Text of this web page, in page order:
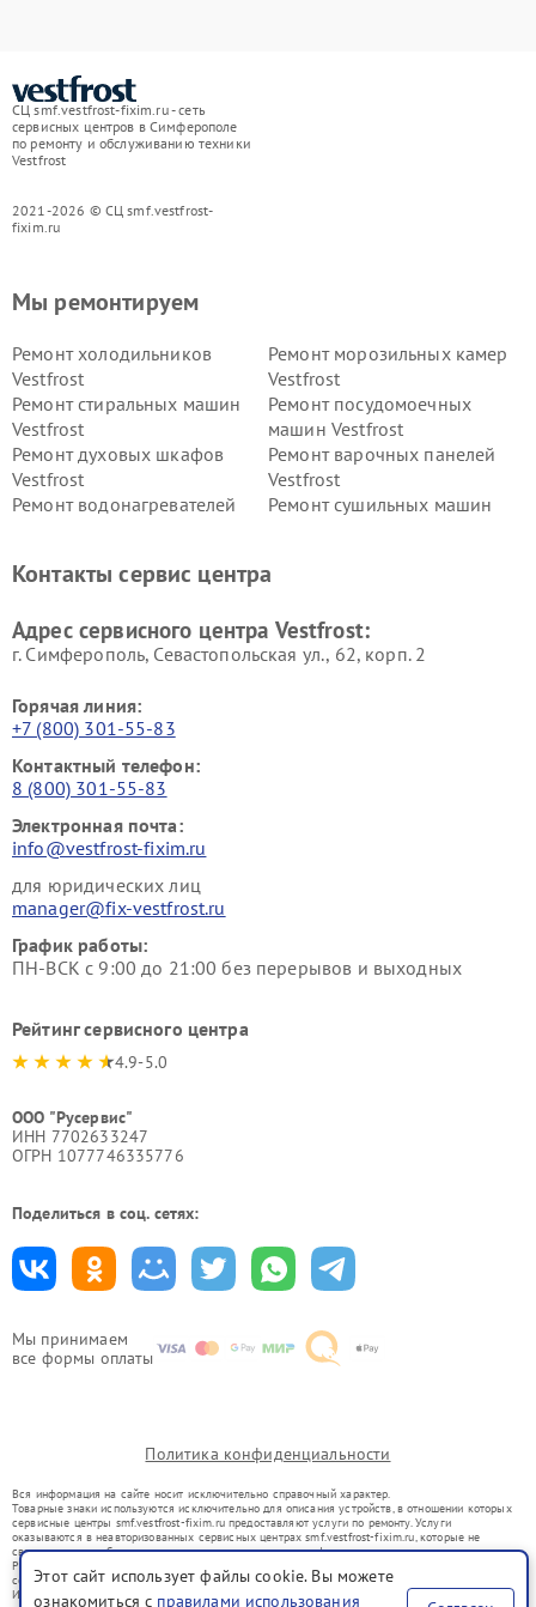
СЦ smf.vestfrost-fixim.ru - сеть
сервисных центров в Симферополе
по ремонту и обслуживанию техники
Vestfrost
2021-2026 © СЦ smf.vestfrost-
fixim.ru
Мы принимаем
все формы оплаты
Мы ремонтируем
Ремонт холодильников
Vestfrost
Ремонт морозильных камер
Vestfrost
Ремонт стиральных машин
Vestfrost
Ремонт посудомоечных
машин Vestfrost
Ремонт духовых шкафов
Vestfrost
Ремонт варочных панелей
Vestfrost
Ремонт водонагревателей
Ремонт сушильных машин
Vestfrost
Контакты сервис центра
Адрес сервисного центра Vestfrost:
г. Симферополь, Севастопольская ул., 62, корп. 2
Горячая линия:
+7 (800) 301-55-83
Контактный телефон:
8 (800) 301-55-83
Электронная почта:
info@vestfrost-fixim.ru
для юридических лиц
manager@fix-vestfrost.ru
График работы:
ПН-ВСК с 9:00 до 21:00 без перерывов и выходных
Рейтинг сервисного центра
4.9-5.0
ООО "Русервис"
ИНН 7702633247
ОГРН 1077746335776
Поделиться в соц. сетях:
Политика конфиденциальности
Вся информация на сайте носит исключительно справочный характер.
Товарные знаки используются исключительно для описания устройств, в отношении которых
сервисные центры smf.vestfrost-fixim.ru предоставляют услуги по ремонту. Услуги
оказываются в неавторизованных сервисных центрах smf.vestfrost-fixim.ru, которые не
связаны с правообладателями товарных знаков или их официальными представителями.
Ремонт осуществляется для устройств, уже введенных в гражданский оборот в соответствии
со статьей 1487 ГК РФ.
Использование товарных знаков не преследует цели индивидуализации услуг или введения
Этот сайт использует файлы cookie. Вы можете
ознакомиться с правилами использования